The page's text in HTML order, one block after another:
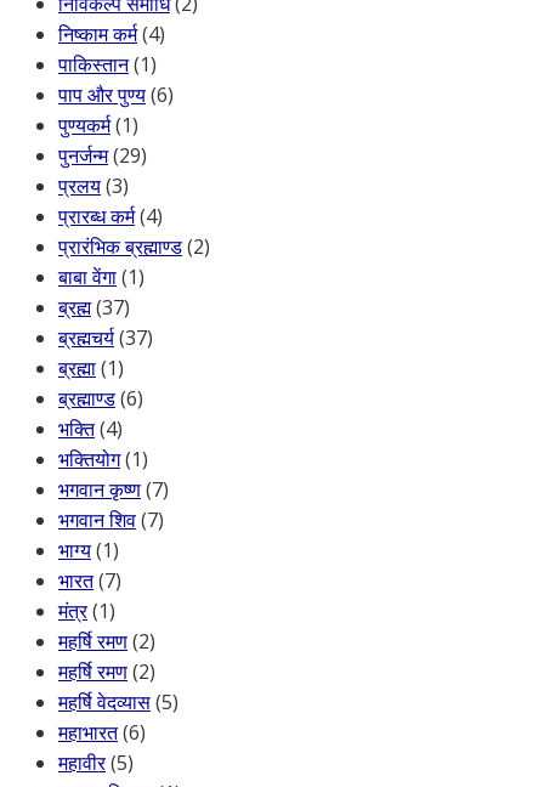
निष्काम कर्म(4)
पाकिस्तान(1)
पाप और पुण्य(6)
पुण्यकर्म(1)
पुनर्जन्म(29)
प्रलय(3)
प्रारब्ध कर्म(4)
प्रारंभिक ब्रह्माण्ड(2)
बाबा वेंगा(1)
ब्रह्म(37)
ब्रह्मचर्य(37)
ब्रह्मा(1)
ब्रह्माण्ड(6)
भक्ति(4)
भक्तियोग(1)
भगवान कृष्ण(7)
भगवान शिव(7)
भाग्य(1)
भारत(7)
मंत्र(1)
महर्षि रमण(2)
महर्षि रमण(2)
महर्षि वेदव्यास(5)
महाभारत(6)
महावीर(5)